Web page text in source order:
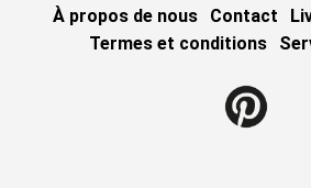
À propos de nous
Contact
Termes et conditions